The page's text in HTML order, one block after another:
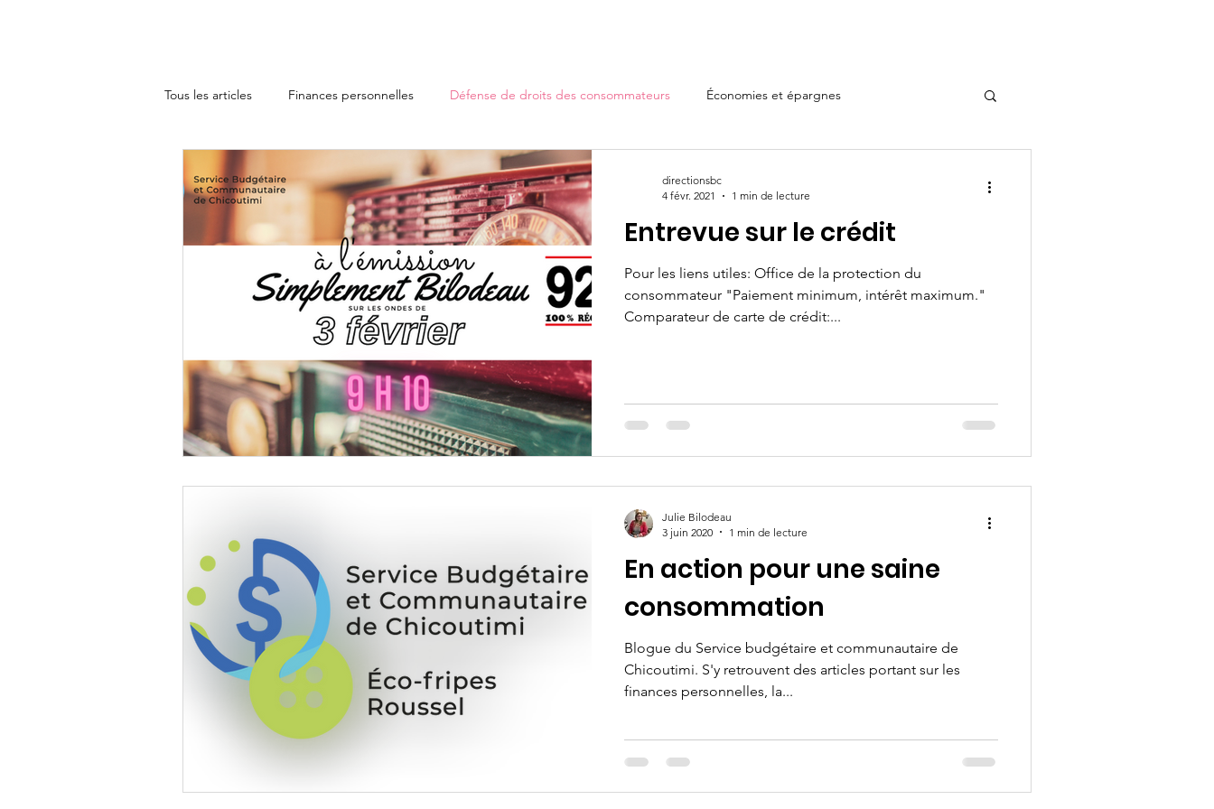
Tous les articles Finances personnelles Défense de droits des consommateurs Économies et épargnes
Friperie et économie de partage
Entrevue sur le crédit
Pour les liens utiles: Office de la protection du
consommateur "Paiement minimum, intérêt maximum."
Comparateur de carte de crédit:...
directionsbc
4 févr. 2021
1 min de lecture
En action pour une saine
consommation
Blogue du Service budgétaire et communautaire de
Chicoutimi. S'y retrouvent des articles portant sur les
finances personnelles, la...
Julie Bilodeau
3 juin 2020
1 min de lecture